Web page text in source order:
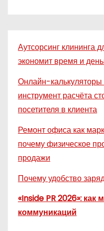
Аутсорсинг клининга
экономит время и
Онлайн-калькуляторы
инструмент расчёта
посетителя в клиента
Ремонт офиса как
почему физическое
продажи
Почему удобство
«Inside PR 2026»: как
коммуникаций